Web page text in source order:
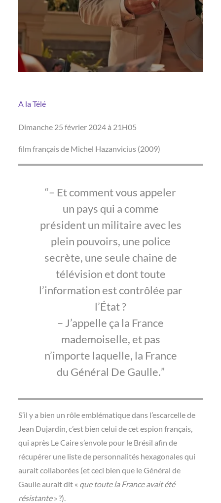
A la Télé
Dimanche 25 février 2024 à 21H05
film français de Michel Hazanvicius (2009)
– Et comment vous appeler
un pays qui a comme
président un militaire avec les
plein pouvoirs, une police
secrète, une seule chaine de
télévision et dont toute
l’information est contrôlée par
l’État ?
– J’appelle ça la France
mademoiselle, et pas
n’importe laquelle, la France
du Général De Gaulle.
S’il y a bien un rôle emblématique dans l’escarcelle de
Jean Dujardin, c’est bien celui de cet espion français,
qui après Le Caire s’envole pour le Brésil afin de
récupérer une liste de personnalités hexagonales qui
aurait collaborées (et ceci bien que le Général de
Gaulle aurait dit « que toute la France avait été
résistante» ?).